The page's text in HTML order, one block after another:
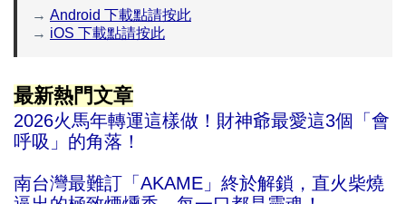
→ Android 下載點請按此
→ iOS 下載點請按此
最新熱門文章
2026火馬年轉運這樣做！財神爺最愛這3個「會
呼吸」的角落！
南台灣最難訂「AKAME」終於解鎖，直火柴燒